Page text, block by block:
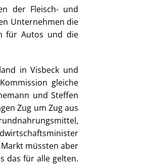
der Fleisch- und
Unternehmen die
für Autos und die
in Visbeck und
gleiche
und Steffen
Zug um Zug aus
müssten aber
das für alle gelten.